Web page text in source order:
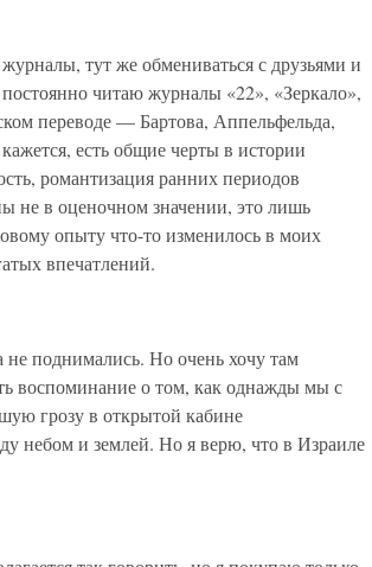
тут же обмениваться с друзьями и
читаю журналы «22», «Зеркало»,
переводе — Бартова, Аппельфельда,
есть общие черты в истории
романтизация ранних периодов
не в оценочном значении, это лишь
опыту что-то изменилось в моих
впечатлений.
поднимались. Но очень хочу там
воспоминание о том, как однажды мы с
грозу в открытой кабине
небом и землей. Но я верю, что в Израиле